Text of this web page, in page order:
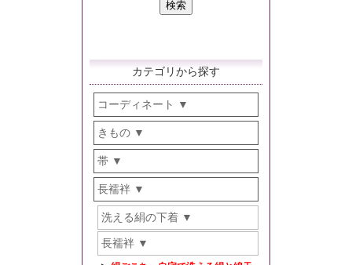
カテゴリから探す
コーディネート
きもの
帯
長襦袢
洗える絹の下着
長襦袢